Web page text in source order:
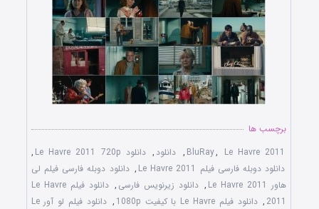
برچسب ها
BluRay, Le Havre 2011
, دانلود , دانلود Le Havre 2011 720p
,
دانلود دوبله فارسی فیلم Le Havre 2011
, دانلود دوبله فارسی فیلم لی
هاور Le Havre 2011
, دانلود زیرنویس فارسی ,
دانلود فیلم Le Havre
2011
, دانلود فیلم Le Havre با کیفیت 1080p ,
دانلود فیلم لو آور Le